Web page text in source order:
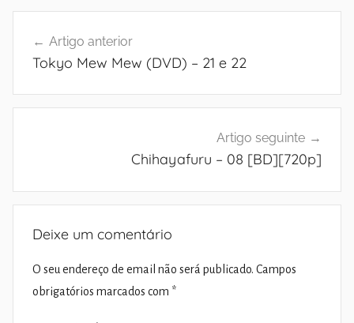
de
Artigo anterior
Tokyo Mew Mew (DVD) – 21 e 22
Artigo seguinte
Chihayafuru – 08 [BD][720p]
Deixe um comentário
O seu endereço de email não será publicado. Campos
obrigatórios marcados com *